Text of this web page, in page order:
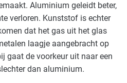
Aluminium geleidt beter,
verloren. Kunststof is echter
dat het gas uit het glas
laagje aangebracht op
gaat de voorkeur uit naar een
dan aluminium.